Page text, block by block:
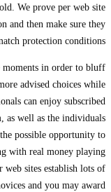
We prove per web site
and then make sure they
protection conditions.
in order to bluff
advised choices while
can enjoy subscribed
as well as the individuals
possible opportunity to
with real money playing
web sites establish lots of
and you may award